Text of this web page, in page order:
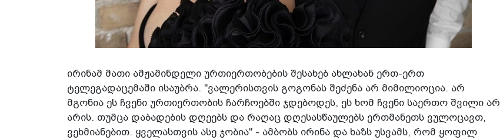
ირინამ მათი ამჟამინდელი ურთიერთობების შესახებ ახლახან ერთ-ერთ
ტელეგადაცემაში ისაუბრა. "ვალერისთვის გოგონას შეძენა არ მიმილიოცია. არ
მგონია ეს ჩვენი ურთიერთობის ჩარჩოებში ჯდებოდეს, ეს ხომ ჩვენი საერთო შვილი არ
არის. თუმცა დაბადების დღეებს და რაღაც დღესასწაულებს ერთმანეთს ვულოცავთ,
ვეხმიანებით. ყველასთვის ასე ჯობია" - ამბობს ირინა და ხაზს უსვამს, რომ ყოფილ